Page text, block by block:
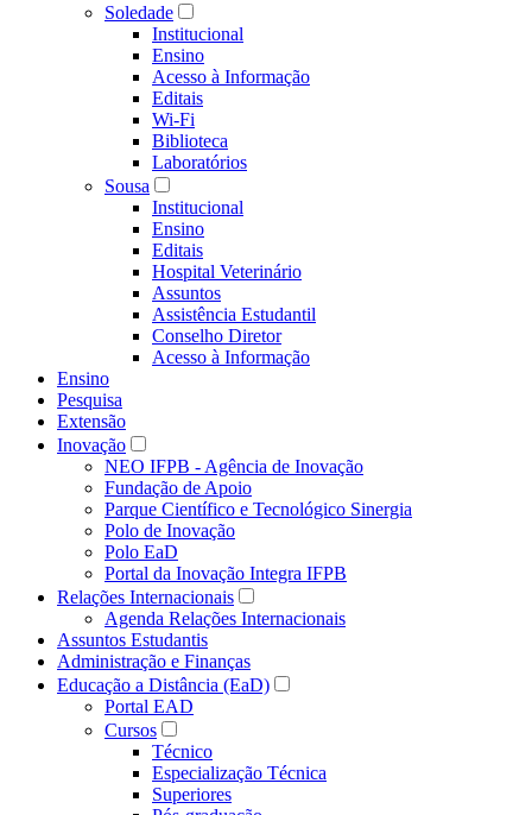
Soledade
Institucional
Ensino
Acesso à Informação
Editais
Wi-Fi
Biblioteca
Laboratórios
Sousa
Institucional
Ensino
Editais
Hospital Veterinário
Assuntos
Assistência Estudantil
Conselho Diretor
Acesso à Informação
Ensino
Pesquisa
Extensão
Inovação
NEO IFPB - Agência de Inovação
Fundação de Apoio
Parque Científico e Tecnológico Sinergia
Polo de Inovação
Polo EaD
Portal da Inovação Integra IFPB
Relações Internacionais
Agenda Relações Internacionais
Assuntos Estudantis
Administração e Finanças
Educação a Distância (EaD)
Portal EAD
Cursos
Técnico
Especialização Técnica
Superiores